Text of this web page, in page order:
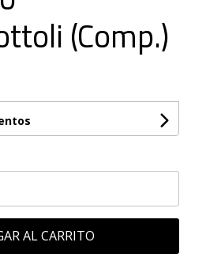
(Comp.)
AL CARRITO